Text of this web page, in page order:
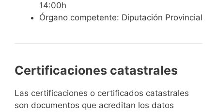
14:00h
Órgano competente: Diputación Provincial
Certificaciones catastrales
Las certificaciones o certificados catastrales
son documentos que acreditan los datos